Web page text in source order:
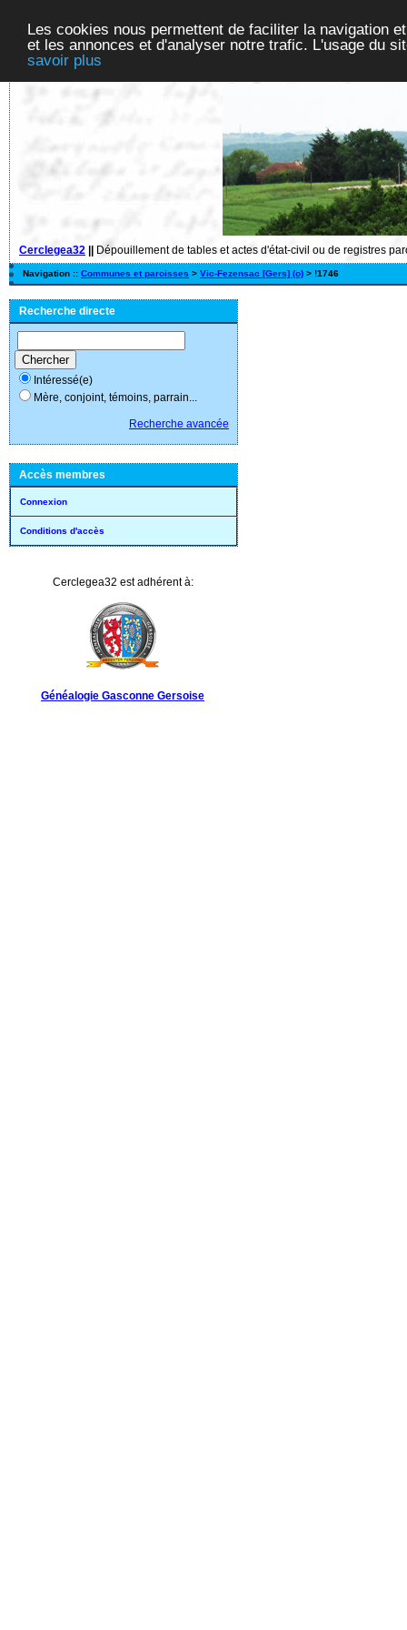
Les cookies nous permettent de faciliter la navigation
et les annonces et d'analyser notre trafic. L'usage du
savoir plus
Cerclegea32 Dépouillement de tables et actes d'état-civil ou de registres
Navigation :: Communes et paroisses > Vic-Fezensac [Gers] (o) > !1746
Recherche directe
Intéressé(e)
Mère, conjoint, témoins, parrain...
Recherche avancée
Accès membres
Connexion
Conditions d'accès
Cerclegea32 est adhérent à:
Généalogie Gasconne Gersoise